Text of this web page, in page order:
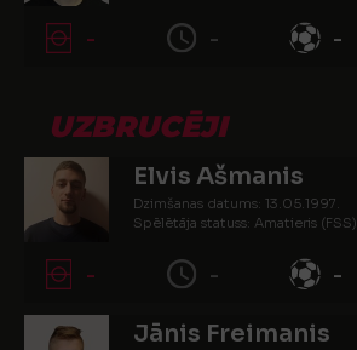
- - -
UZBRUCĒJI
Elvis Ašmanis
Dzimšanas datums: 13.05.1997.
Spēlētāja statuss: Amatieris (FSS)
- - -
Jānis Freimanis